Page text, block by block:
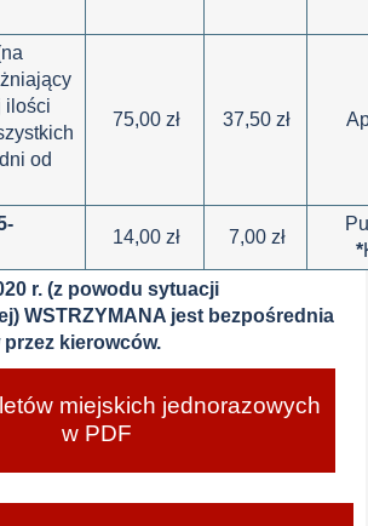
ilości
od
75,00 zł 37,50 zł
14,00 zł 7,00 zł
*
r. (z powodu sytuacji
WSTRZYMANA jest bezpośrednia
kierowców.
miejskich jednorazowych
w PDF